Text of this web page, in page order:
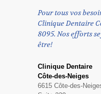
Pour tous vos
Clinique Dentaire
8095. Nos efforts
être!
Clinique Dentaire
Côte-des-Neiges
6615 Côte-des-